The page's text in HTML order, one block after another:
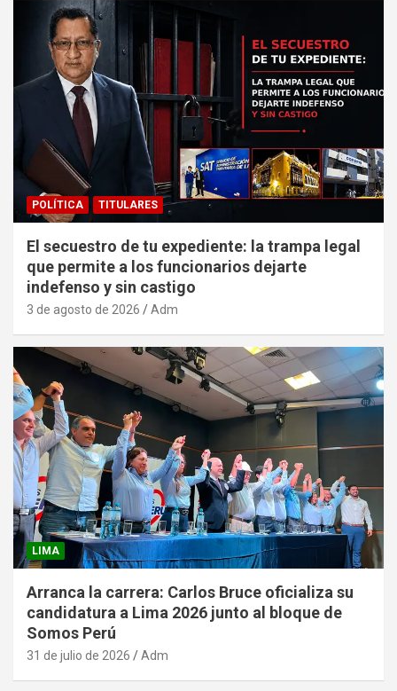
POLÍTICA TITULARES
El secuestro de tu expediente: la trampa legal
que permite a los funcionarios dejarte
indefenso y sin castigo
3 de agosto de 2026 Adm
LIMA
Arranca la carrera: Carlos Bruce oficializa su
candidatura a Lima 2026 junto al bloque de
Somos Perú
31 de julio de 2026 Adm